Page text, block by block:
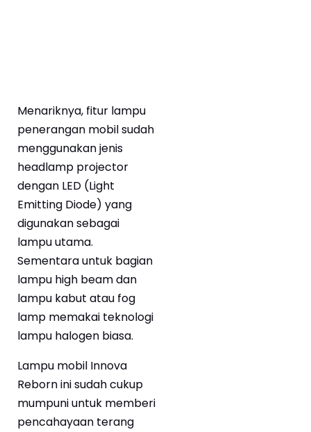
Menariknya, fitur lampu
penerangan mobil sudah
menggunakan jenis
headlamp projector
dengan LED (Light
Emitting Diode) yang
digunakan sebagai
lampu utama.
Sementara untuk bagian
lampu high beam dan
lampu kabut atau fog
lamp memakai teknologi
lampu halogen biasa.
Lampu mobil Innova
Reborn ini sudah cukup
mumpuni untuk memberi
pencahayaan terang